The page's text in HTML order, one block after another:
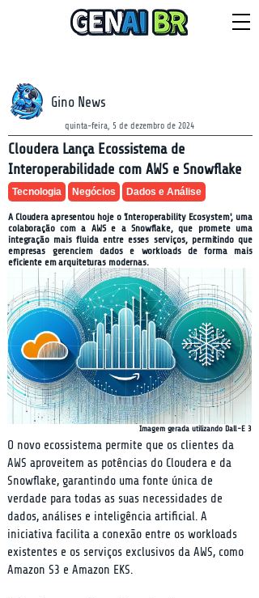
Gino News
quinta-feira, 5 de dezembro de 2024
Cloudera Lança Ecossistema de
Interoperabilidade com AWS e Snowflake
Tecnologia Negócios Dados e Análise
A Cloudera apresentou hoje o 'Interoperability Ecosystem', uma
colaboração com a AWS e a Snowflake, que promete uma
integração mais fluida entre esses serviços, permitindo que
empresas gerenciem dados e workloads de forma mais
eficiente em arquiteturas modernas.
Imagem gerada utilizando Dall-E 3
O novo ecossistema permite que os clientes da
AWS aproveitem as potências do Cloudera e da
Snowflake, garantindo uma fonte única de
verdade para todas as suas necessidades de
dados, análises e inteligência artificial. A
iniciativa facilita a conexão entre os workloads
existentes e os serviços exclusivos da AWS, como
Amazon S3 e Amazon EKS.